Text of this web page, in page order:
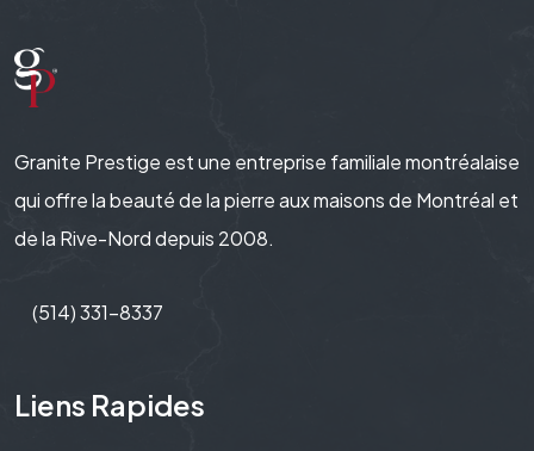
Granite Prestige est une entreprise familiale montréalaise
qui offre la beauté de la pierre aux maisons de Montréal et
de la Rive-Nord depuis 2008.
(514) 331-8337
Liens Rapides